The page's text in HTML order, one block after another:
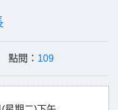
點閱： 109